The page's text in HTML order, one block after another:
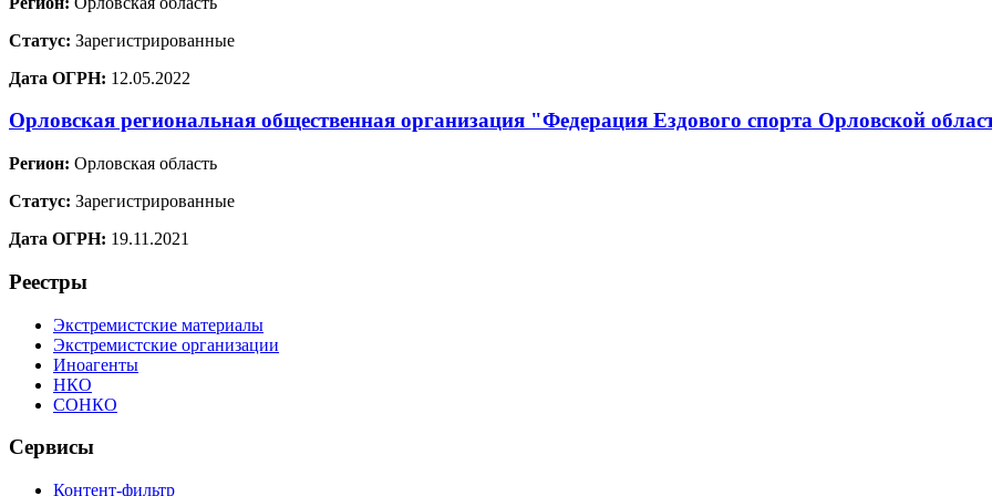
Статус: Зарегистрированные
Дата ОГРН: 12.05.2022
Орловская региональная общественная организация "Федерация Ездового спорта Орловской
Регион: Орловская область
Статус: Зарегистрированные
Дата ОГРН: 19.11.2021
Реестры
Экстремистские материалы
Экстремистские организации
Иноагенты
НКО
СОНКО
Сервисы
Контент-фильтр